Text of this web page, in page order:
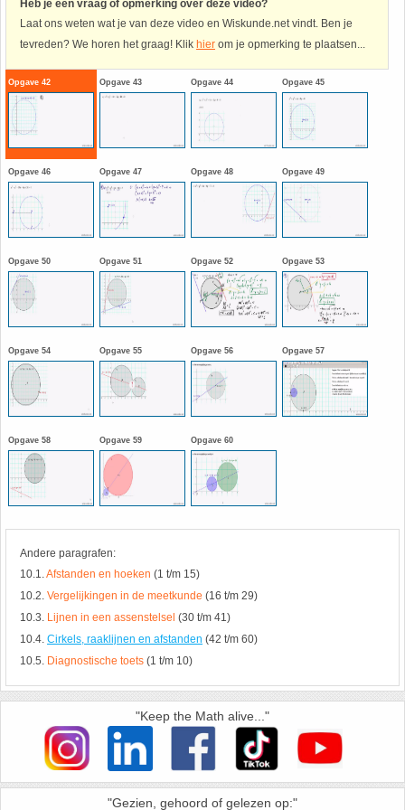
Heb je een vraag of opmerking over deze video?
Laat ons weten wat je van deze video en Wiskunde.net vindt. Ben je
tevreden? We horen het graag! Klik hier om je opmerking te plaatsen...
Opgave 42 Opgave 43 Opgave 44 Opgave 45
Opgave 46 Opgave 47 Opgave 48 Opgave 49
Opgave 50 Opgave 51 Opgave 52 Opgave 53
Opgave 54 Opgave 55 Opgave 56 Opgave 57
Opgave 58 Opgave 59 Opgave 60
Andere paragrafen:
10.1.Afstanden en hoeken (1 t/m 15)
10.2. Vergelijkingen in de meetkunde (16 t/m 29)
10.3. Lijnen in een assenstelsel (30 t/m 41)
10.4. Cirkels, raaklijnen en afstanden (42 t/m 60)
10.5. Diagnostische toets (1 t/m 10)
"Keep the Math alive..."
"Gezien, gehoord of gelezen op:"
HAVO 4A - Hoofdstuk 5 - Lineaire verbanden
HAVO 4B - Hoofdstuk 4 - Werken met formules
HAVO 4B - Hoofdstuk 5 - Machten, exponenten
en logaritmen
HAVO 4B - Hoofdstuk 6 - De afgeleide functie
HAVO 5B - Hoofdstuk 7 - Lijnen en cirkels
HAVO 5B - Hoofdstuk 8 - Goniometrie
HAVO 5B - Hoofdstuk 9 - Exponentiële verbanden
berekeningen
VWO
9. Het getal van Euler
10. Inhoud bol
11. Inhoud cilinder
12. Inhoud kegel
13. Inhoud piramide
14. Inhoud prisma
15. Lijn door 2 gegeven punten
16. Logaritmen
17. Machten
18. Matrices
19. Omtrek cirkel
22. Oppervlakte driehoek
24. Oppervlakte parallellogram
25. Oppervlakte trapezium